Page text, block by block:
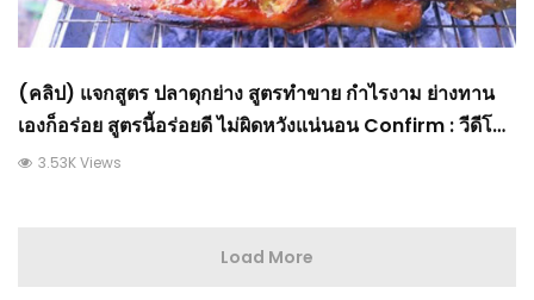
(คลิป) แจกสูตร ปลาดุกย่าง สูตรทำขาย กำไรงาม ย่างทาน
เองก็อร่อย สูตรนี้อร่อยดี ไม่ผิดหวังแน่นอน Confirm : วีดีโอ
เกษตร
3.53K Views
Load More